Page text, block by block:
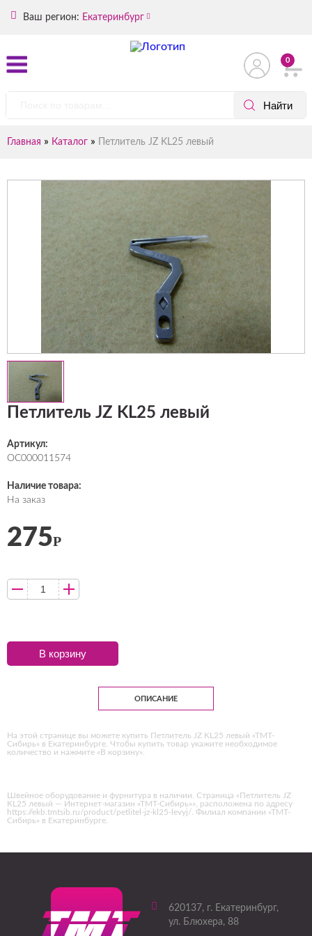
Ваш регион: Екатеринбург
0
Главная » Каталог » Петлитель JZ KL25 левый
Петлитель JZ KL25 левый
Артикул:
ОС000011574
Наличие товара:
На заказ
275Р
В корзину
ОПИСАНИЕ
На этой странице вы можете купить Петлитель JZ KL25 левый «ТМТ-
Сибирь» в Екатеринбурге. Чтобы купить товар укажите необходимое
количество и нажмите «В корзину».
Швейное оборудование и фурнитура в наличии. Страница «Петлитель JZ
KL25 левый — Интернет-магазин «ТМТ-Сибирь»», расположена по адресу
https://ekb.tmtsib.ru/product/petlitel-jz-kl25-levyj/. Филиал компании «ТМТ-
Сибирь» в Екатеринбурге.
620137, г. Екатеринбург,
ул. Блюхера, 88